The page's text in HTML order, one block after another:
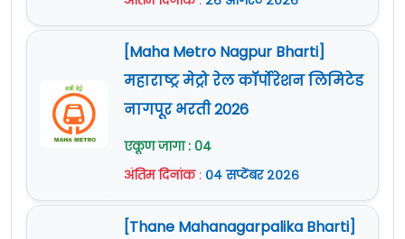
[Maha Metro Nagpur Bharti]
महाराष्ट्र मेट्रो रेल कॉर्पोरेशन लिमिटेड
नागपूर भरती 2026
एकूण जागा : 04
अंतिम दिनांक: ०४ सप्टेंबर २०२६
[Thane Mahanagarpalika Bharti]